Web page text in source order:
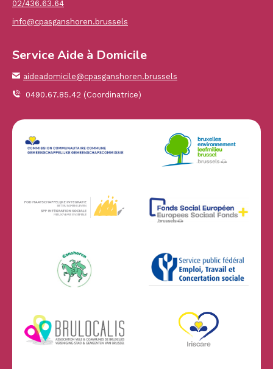
02/436.63.64
info@cpasganshoren.brussels
Service Aide à Domicile
aideadomicile@cpasganshoren.brussels
0490.67.85.42 (Coordinatrice)